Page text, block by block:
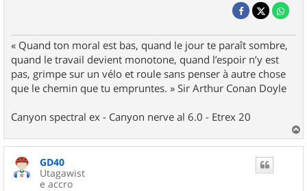
« Quand ton moral est bas, quand le jour te paraît sombre,
quand le travail devient monotone, quand l’espoir n’y est
pas, grimpe sur un vélo et roule sans penser à autre chose
que le chemin que tu empruntes. » Sir Arthur Conan Doyle
Canyon spectral ex - Canyon nerve al 6.0 - Etrex 20
a
u
GD40
Utagawist
e accro